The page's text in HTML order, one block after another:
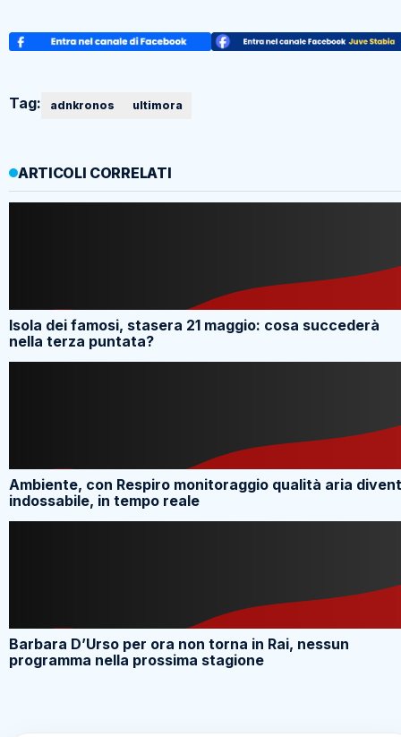
Tag: adnkronos ultimora
ARTICOLI CORRELATI
Isola dei famosi, stasera 21 maggio: cosa succederà
nella terza puntata?
Ambiente, con Respiro monitoraggio qualità aria
indossabile, in tempo reale
Barbara D’Urso per ora non torna in Rai, nessun
programma nella prossima stagione